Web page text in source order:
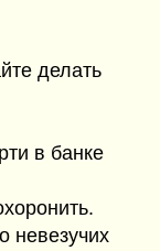
делать
в банке
невезучих